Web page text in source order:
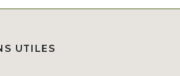
UTILES